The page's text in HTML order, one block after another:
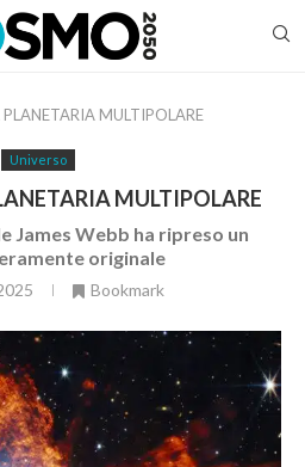
PLANETARIA MULTIPOLARE
Universo
MULTIPOLARE
James Webb ha ripreso un
originale
Bookmark